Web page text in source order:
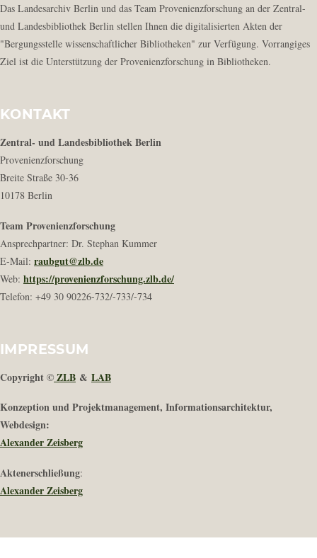
Das Landesarchiv Berlin und das Team Provenienzforschung an der Zentral-
und Landesbibliothek Berlin stellen Ihnen die digitalisierten Akten der
"Bergungsstelle wissenschaftlicher Bibliotheken" zur Verfügung. Vorrangiges
Ziel ist die Unterstützung der Provenienzforschung in Bibliotheken.
KONTAKT
Zentral- und Landesbibliothek Berlin
Provenienzforschung
Breite Straße 30-36
10178 Berlin
Team Provenienzforschung
Ansprechpartner: Dr. Stephan Kummer
E-Mail: raubgut@zlb.de
Web: https://provenienzforschung.zlb.de/
Telefon: +49 30 90226-732/-733/-734
IMPRESSUM
Copyright ©ZLB & LAB
Konzeption und Projektmanagement, Informationsarchitektur,
Webdesign:
Alexander Zeisberg
Aktenerschließung:
Alexander Zeisberg